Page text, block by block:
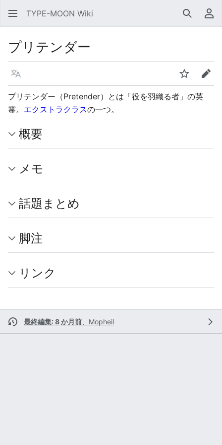
TYPE-MOON Wiki 検索 利
プリテンダー
言語 ウォッチ編集
プリテンダー（Pretender）とは「役を羽織る者」の英
霊。 エクストラクラスの一つ。
概要
メモ
話題まとめ
脚注
リンク
最終編集: 8 か月前 Mopheil